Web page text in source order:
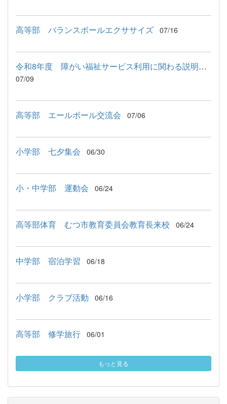
高等部 バランスボールエクササイズ 07/16
令和8年度 障がい福祉サービス利用に関わる説明会が行われました
07/09
高等部 エールボール交流会 07/06
小学部 七夕集会 06/30
小・中学部 運動会 06/24
高等部体育 むつ市教育委員会教育長来校 06/24
中学部 宿泊学習 06/18
小学部 クラブ活動 06/16
高等部 修学旅行 06/01
もっと見る